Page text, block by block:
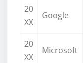
20
XX
Google
20
XX
Microsoft